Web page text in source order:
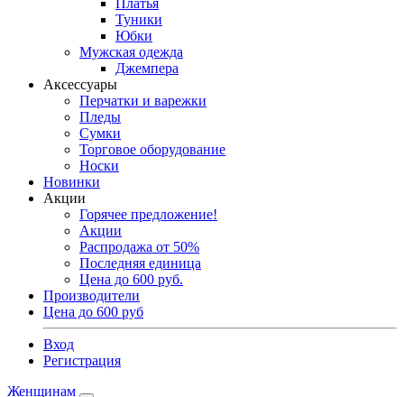
Платья
Туники
Юбки
Мужская одежда
Джемпера
Аксессуары
Перчатки и варежки
Пледы
Сумки
Торговое оборудование
Носки
Новинки
Акции
Горячее предложение!
Акции
Распродажа от 50%
Последняя единица
Цена до 600 руб.
Производители
Цена до 600 руб
Вход
Регистрация
Женщинам